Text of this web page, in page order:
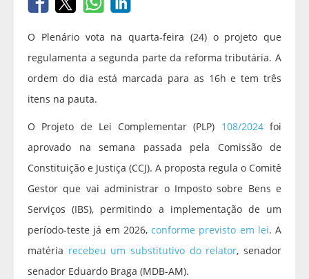
O Plenário vota na quarta-feira (24) o projeto que
regulamenta a segunda parte da reforma tributária. A
ordem do dia está marcada para as 16h e tem três
itens na pauta.
O Projeto de Lei Complementar (PLP) 108/2024foi
aprovado na semana passada pela Comissão de
Constituição e Justiça (CCJ). A proposta regula o Comitê
Gestor que vai administrar o Imposto sobre Bens e
Serviços (IBS), permitindo a implementação de um
período-teste já em 2026, conforme previsto em lei. A
matéria recebeu um substitutivo do relator, senador
senador Eduardo Braga (MDB-AM).